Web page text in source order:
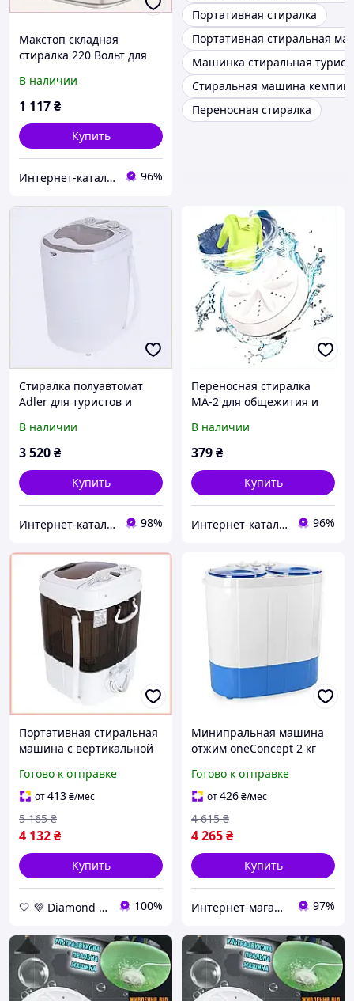
Макстоп складная
стиралка 220 Вольт для
В наличии
1 117₴
Купить
Интернет-кат​алог ск​​ид​​​ок "TRIVIA" 96%
Портативная стиралка
Портативная стиральная
Машинка стиральная
Стиральная машина кемпинг
Переносная стиралка
Стиралка полуавтомат
Adler для туристов и
В наличии
3 520₴
Купить
Интер​нет-ка​та​лог с​ки​​док "ZAKAZ!K" 98%
Переносная стиралка
МА-2 для общежития и
В наличии
379₴
Купить
Интернет-ка​талог ски​д​​ок "ХО-РО-ШО!" 96%
Портативная стиральная
машина с вертикальной
кемпинга, переносная
стиралка до 3 кг
Готово к отправке
от413₴/мес
4 132₴
5 165 ₴
Купить
🤍 💜 Diamond 🤍 💜 100%
Минипральная машина
отжим oneConcept 2 кг
Готово к отправке
от426₴/мес
4 265₴
4 615 ₴
Купить
Интернет-магазин "Maрк-Tех" 97%